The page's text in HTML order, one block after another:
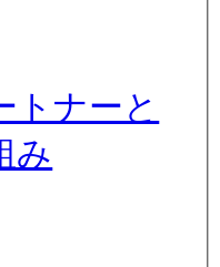
トナーと
み